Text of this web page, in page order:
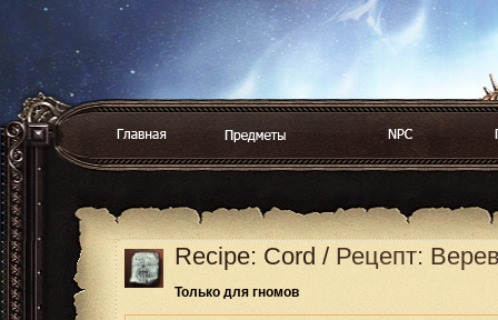
Recipe: Cord / Рецепт:
Только для гномов